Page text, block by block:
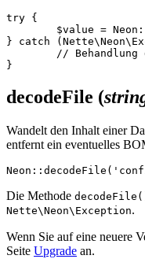
try {
} catch
decodeFile (
Wandelt den Inhalt einer
entfernt ein eventuelles
Die Methode
Nette\Neon\Exception.
Wenn Sie auf eine neuere
Seite Upgrade an.